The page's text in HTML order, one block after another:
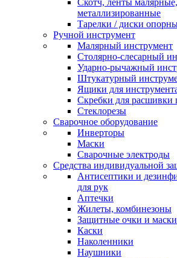
Скотч, ленты
металлизированные
Тарелки / диски
Ручной инструмент
Малярный инструмент
Столярно-слесарный
Ударно-рычажный
Штукатурный
Ящики для
Скребки для расшивки
Стеклорезы
Сварочное оборудование
Инверторы
Маски
Сварочные электроды
Средства индивидуальной
Антисептики и
для рук
Аптечки
Жилеты, комбинезоны
Защитные очки и маски
Каски
Наколенники
Наушники